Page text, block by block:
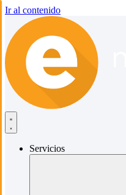
Ir al contenido
Servicios